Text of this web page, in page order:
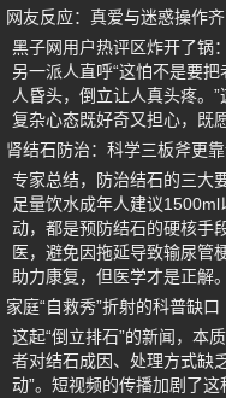
网友反应：真爱与迷惑操作
黑子网用户热评区炸开了锅
另一派人直呼“这怕不是要
人昏头，倒立让人真头疼。
复杂心态既好奇又担心，既
肾结石防治：科学三板斧更
专家总结，防治结石的三大
足量饮水成年人建议
动，都是预防结石的硬核手
医，避免因拖延导致输尿管
助力康复，但医学才是正解。
家庭“自救秀”折射的科普缺口
这起“倒立排石”的新闻，本
者对结石成因、处理方式缺
动”。短视频的传播加剧了